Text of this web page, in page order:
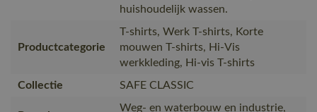
huishoudelijk wassen.
Productcategorie
T-shirts, Werk T-shirts, Korte
mouwen T-shirts, Hi-Vis
werkkleding, Hi-vis T-shirts
Collectie
SAFE CLASSIC
Weg- en waterbouw en industrie,